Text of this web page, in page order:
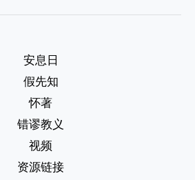
安息日
假先知
怀著
错谬教义
视频
资源链接